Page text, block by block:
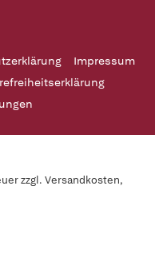
Impressum
zzgl. Versandkosten,